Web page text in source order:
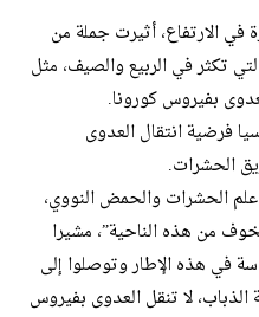
في الارتفاع، أثيرت جملة من
تكثر في الربيع والصيف، مثل
بفيروس كورونا.
فرضية انتقال العدوى
الحشرات والحمض النووي،
من هذه الناحية”، مشيرا
في هذه الإطار وتوصلوا إلى
لا تنقل العدوى بفيروس